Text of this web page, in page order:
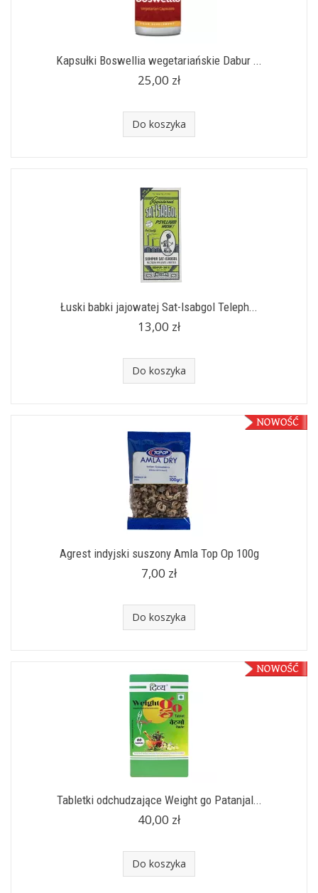
Kapsułki Boswellia wegetariańskie Dabur ...
25,00 zł
Do koszyka
Łuski babki jajowatej Sat-Isabgol Teleph...
13,00 zł
Do koszyka
Agrest indyjski suszony Amla Top Op 100g
7,00 zł
Do koszyka
Tabletki odchudzające Weight go Patanjal...
40,00 zł
Do koszyka